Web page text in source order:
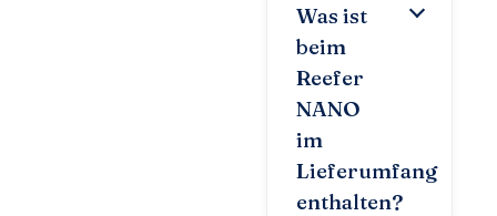
Was ist
beim
Reefer
NANO
im
Lieferumfang
enthalten?